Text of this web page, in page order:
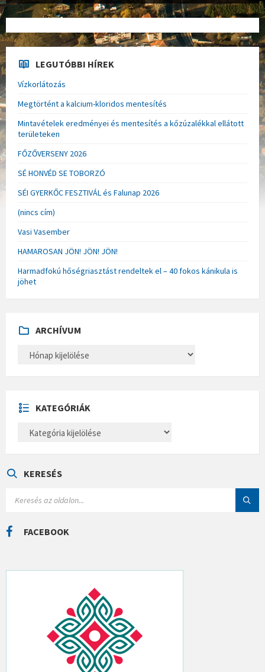
LEGUTÓBBI HÍREK
Vízkorlátozás
Megtörtént a kalcium-kloridos mentesítés
Mintavételek eredményei és mentesítés a kőzúzalékkal ellátott
területeken
FŐZŐVERSENY 2026
SÉ HONVÉD SE TOBORZÓ
SÉI GYERKŐC FESZTIVÁL és Falunap 2026
(nincs cím)
Vasi Vasember
HAMAROSAN JÖN! JÖN! JÖN!
Harmadfokú hőségriasztást rendeltek el – 40 fokos kánikula is
jöhet
ARCHÍVUM
H
U
M
KATEGÓRIÁK
E
Á
KERESÉS
C
H
FACEBOOK